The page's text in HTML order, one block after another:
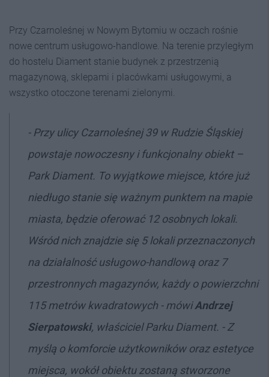
Przy Czarnoleśnej w Nowym Bytomiu w oczach rośnie
nowe centrum usługowo-handlowe. Na terenie przyległym
do hostelu Diament stanie budynek z przestrzenią
magazynową, sklepami i placówkami usługowymi, a
wszystko otoczone terenami zielonymi.
- Przy ulicy Czarnoleśnej 39 w Rudzie Śląskiej
powstaje nowoczesny i funkcjonalny obiekt –
Park Diament. To wyjątkowe miejsce, które już
niedługo stanie się ważnym punktem na mapie
miasta, będzie oferować 12 osobnych lokali.
Wśród nich znajdzie się 5 lokali przeznaczonych
na działalność usługowo-handlową oraz 7
przestronnych magazynów, każdy o powierzchni
115 metrów kwadratowych - mówiAndrzej
Sierpatowski, właściciel Parku Diament. - Z
myślą o komforcie użytkowników oraz estetyce
miejsca, wokół obiektu zostaną stworzone